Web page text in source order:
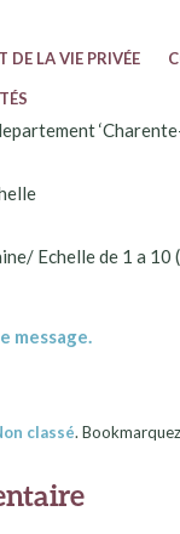
DE LA VIE PRIVÉE
Echelle de 1 a
message.
classé.